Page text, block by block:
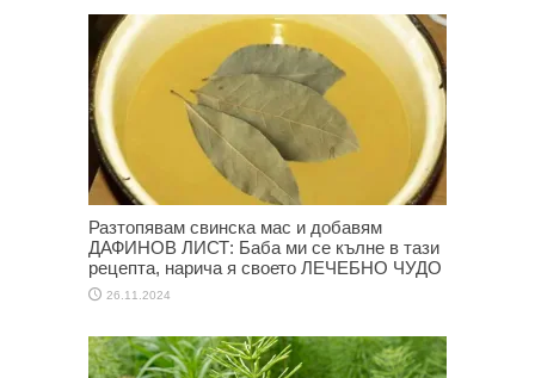
Разтопявам свинска мас и добавям
ДАФИНОВ ЛИСТ: Баба ми се кълне в тази
рецепта, нарича я своето ЛЕЧЕБНО ЧУДО
26.11.2024